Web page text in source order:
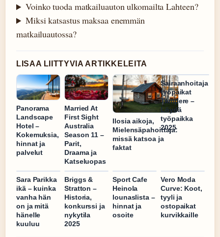
Voinko tuoda matkailuauton ulkomailta Lahteen?
Miksi katsastus maksaa enemmän
matkailuautossa?
LISAA LIITTYVIA ARTIKKELEITA
Panorama
Landscape
Hotel –
Kokemuksia,
hinnat ja
palvelut
Married At
First Sight
Australia
Season 11 –
Parit,
Draama ja
Katseluopas
Ilosia aikoja,
Mielensäpahoittaja:
missä katsoa ja
faktat
Sairaanhoitaja
työpaikat
Tampere –
Löydä
työpaikka
2025
Sara Parikka
ikä – kuinka
vanha hän
on ja mitä
hänelle
kuuluu
Briggs &
Stratton –
Historia,
konkurssi ja
nykytila
2025
Sport Cafe
Heinola
lounaslista –
hinnat ja
osoite
Vero Moda
Curve: Koot,
tyyli ja
ostopaikat
kurvikkaille